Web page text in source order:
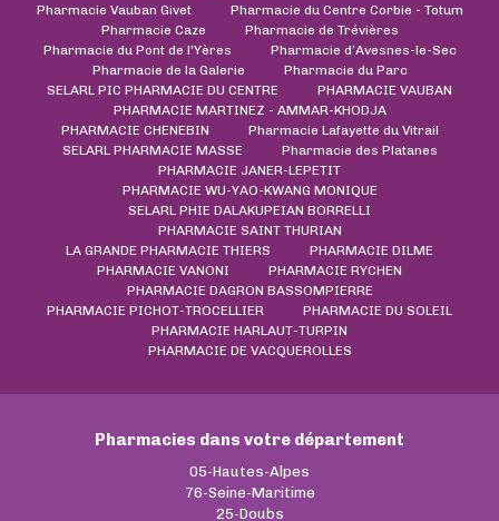
Pharmacie Vauban Givet
Pharmacie du Centre Corbie - Totum
Pharmacie Caze
Pharmacie de Trévières
Pharmacie du Pont de l'Yères
Pharmacie d’Avesnes-le-Sec
Pharmacie de la Galerie
Pharmacie du Parc
SELARL PIC PHARMACIE DU CENTRE
PHARMACIE VAUBAN
PHARMACIE MARTINEZ - AMMAR-KHODJA
PHARMACIE CHENEBIN
Pharmacie Lafayette du Vitrail
SELARL PHARMACIE MASSE
Pharmacie des Platanes
PHARMACIE JANER-LEPETIT
PHARMACIE WU-YAO-KWANG MONIQUE
SELARL PHIE DALAKUPEIAN BORRELLI
PHARMACIE SAINT THURIAN
LA GRANDE PHARMACIE THIERS
PHARMACIE DILME
PHARMACIE VANONI
PHARMACIE RYCHEN
PHARMACIE DAGRON BASSOMPIERRE
PHARMACIE PICHOT-TROCELLIER
PHARMACIE DU SOLEIL
PHARMACIE HARLAUT-TURPIN
PHARMACIE DE VACQUEROLLES
Pharmacies dans votre département
05-Hautes-Alpes
76-Seine-Maritime
25-Doubs